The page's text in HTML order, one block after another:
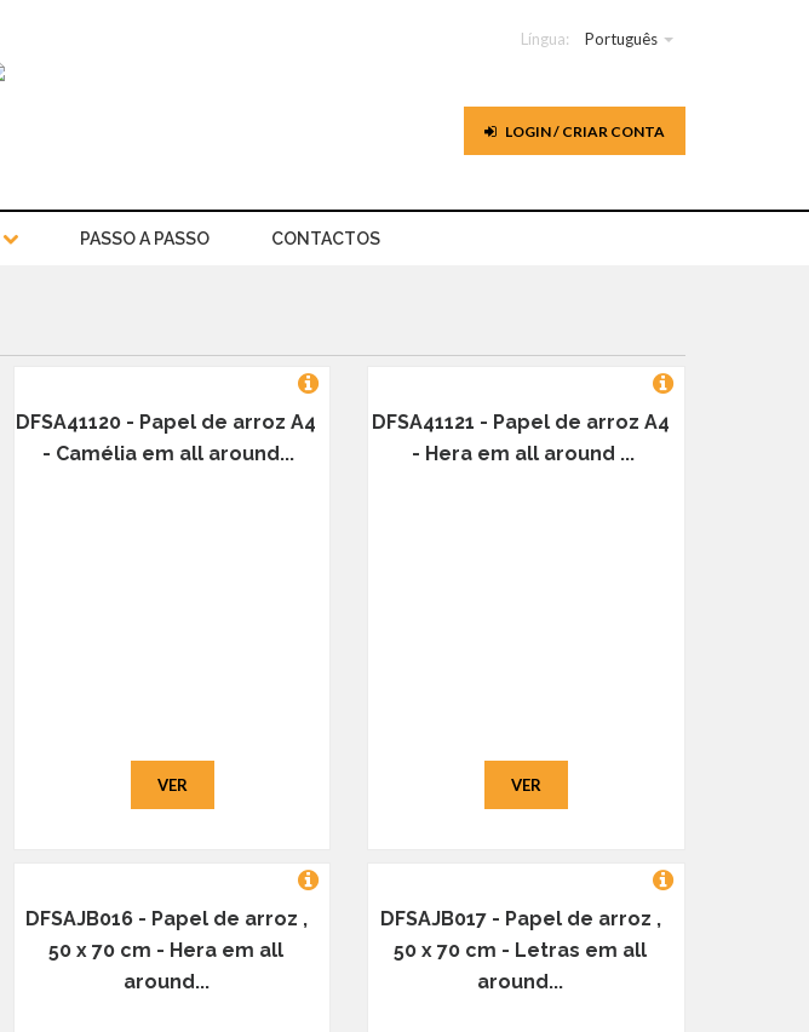
Língua: Português
LOGIN / CRIAR CONTA
PASSO A PASSO CONTACTOS
DFSA41120 - Papel de arroz A4
- Camélia em all around...
VER
DFSA41121 - Papel de arroz A4
- Hera em all around ...
VER
DFSAJB016 - Papel de arroz ,
50 x 70 cm - Hera em all
around...
DFSAJB017 - Papel de arroz ,
50 x 70 cm - Letras em all
around...